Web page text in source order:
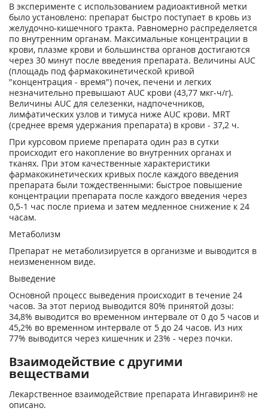
В эксперименте с использованием радиоактивной метки
было установлено: препарат быстро поступает в кровь из
желудочно-кишечного тракта. Равномерно распределяется
по внутренним органам. Максимальные концентрации в
крови, плазме крови и большинства органов достигаются
через 30 минут после введения препарата. Величины AUC
(площадь под фармакокинетической кривой
"концентрация - время") почек, печени и легких
незначительно превышают AUC крови (43,77 мкг-ч/г).
Величины AUC для селезенки, надпочечников,
лимфатических узлов и тимуса ниже AUC крови. MRT
(среднее время удержания препарата) в крови - 37,2 ч.
При курсовом приеме препарата один раз в сутки
происходит его накопление во внутренних органах и
тканях. При этом качественные характеристики
фармакокинетических кривых после каждого введения
препарата были тождественными: быстрое повышение
концентрации препарата после каждого введения через
0,5-1 час после приема и затем медленное снижение к 24
часам.
Метаболизм
Препарат не метаболизируется в организме и выводится в
неизмененном виде.
Выведение
Основной процесс выведения происходит в течение 24
часов. За этот период выводится 80% принятой дозы:
34,8% выводится во временном интервале от 0 до 5 часов и
45,2% во временном интервале от 5 до 24 часов. Из них
77% выводится через кишечник и 23% - через почки.
Взаимодействие с другими
веществами
Лекарственное взаимодействие препарата Ингавирин® не
описано.